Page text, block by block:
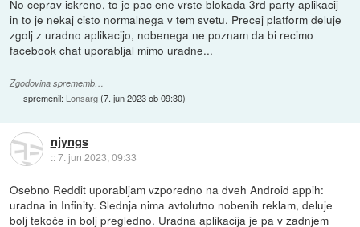
No ceprav iskreno, to je pac ene vrste blokada 3rd party aplikacij
in to je nekaj cisto normalnega v tem svetu. Precej platform deluje
zgolj z uradno aplikacijo, nobenega ne poznam da bi recimo
facebook chat uporabljal mimo uradne...
Zgodovina sprememb…
spremenil: Lonsarg(7. jun 2023 ob 09:30)
njyngs
::7. jun 2023, 09:33
Osebno Reddit uporabljam vzporedno na dveh Android appih:
uradna in Infinity. Slednja nima avtolutno nobenih reklam, deluje
bolj tekoče in bolj pregledno. Uradna aplikacija je pa v zadnjem